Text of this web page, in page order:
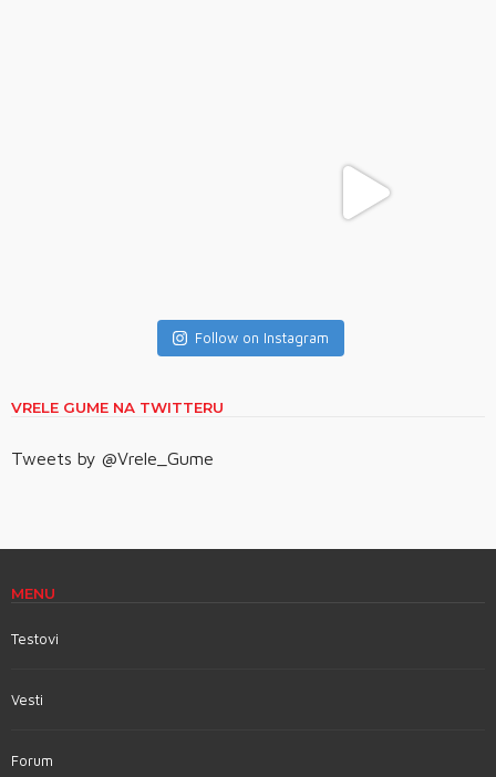
Follow on Instagram
VRELE GUME NA TWITTERU
Tweets by @Vrele_Gume
MENU
Testovi
Vesti
Forum